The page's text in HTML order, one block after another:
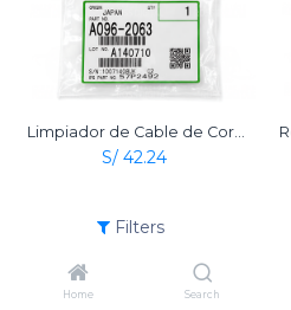
Filters
Home Search
S/ 42.24